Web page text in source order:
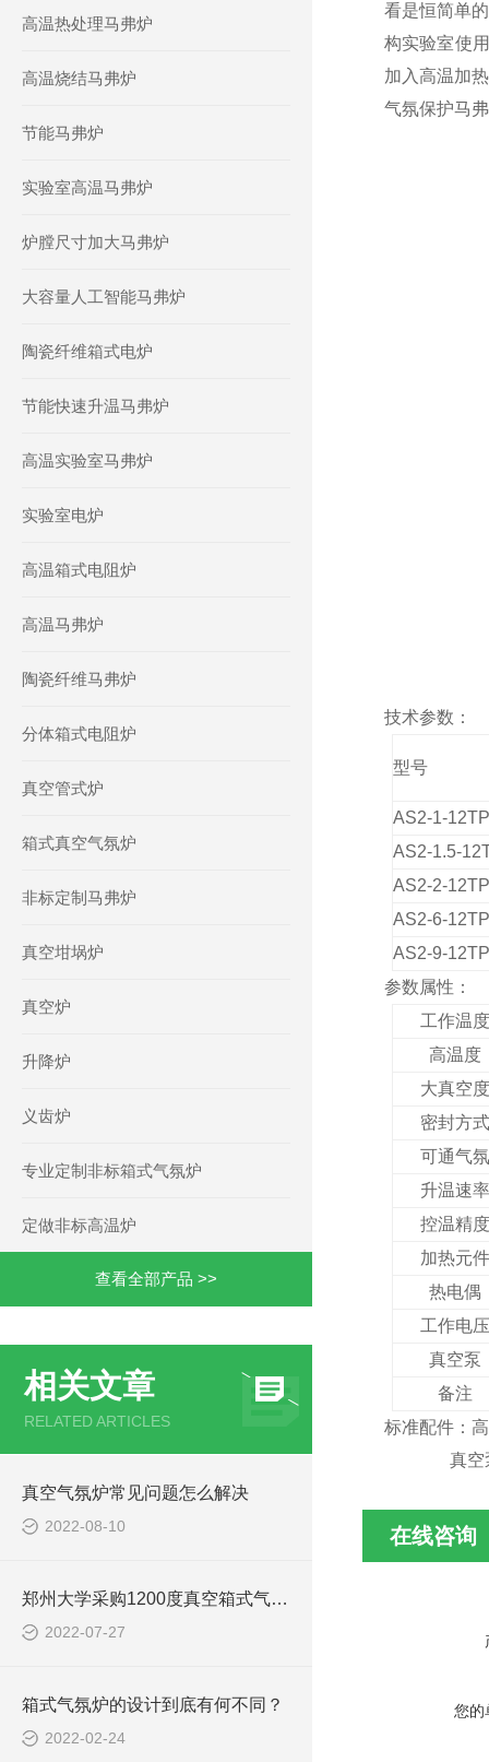
高温热处理马弗炉
高温烧结马弗炉
节能马弗炉
实验室高温马弗炉
炉膛尺寸加大马弗炉
大容量人工智能马弗炉
陶瓷纤维箱式电炉
节能快速升温马弗炉
高温实验室马弗炉
实验室电炉
高温箱式电阻炉
高温马弗炉
陶瓷纤维马弗炉
分体箱式电阻炉
真空管式炉
箱式真空气氛炉
非标定制马弗炉
真空坩埚炉
真空炉
升降炉
义齿炉
专业定制非标箱式气氛炉
定做非标高温炉
查看全部产品 >>
相关文章
RELATED ARTICLES
真空气氛炉常见问题怎么解决
2022-08-10
郑州大学采购1200度真空箱式气氛炉
2022-07-27
箱式气氛炉的设计到底有何不同？
2022-02-24
看是恒简单
构实验室使
加入高温加
气氛保护马
技术参数：
型号
AS2-1-12TP
AS2-1.5-
AS2-2-12TP
AS2-6-12TP
AS2-9-12TP
参数属性：
工作温
高温度
大真空
密封方
可通气
升温速
控温精
加热元
热电偶
工作电
真空泵
备注
标准配件：
真空
在线咨询
您的